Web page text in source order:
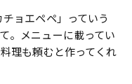
ョエペペ」っていう
。メニューに載ってい
理も頼むと作ってくれ